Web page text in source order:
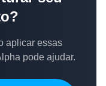
aplicar essas
pode ajudar.